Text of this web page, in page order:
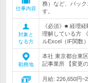
仕事内容
務）など、バッ
す。
対象と
なる方
《必須》■ 経理
理解している方
ルExcel（IF関数）
勤務地
本社 東京都台東
記事業所 【変更
月給: 226,650円